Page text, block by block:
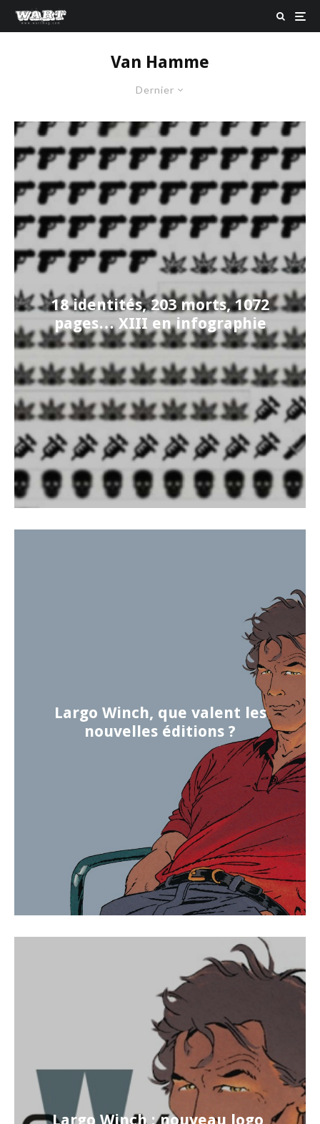
Van Hamme
Dernier
18 identités, 203 morts, 1072
pages… XIII en infographie
Largo Winch, que valent les
nouvelles éditions ?
Largo Winch : nouveau logo,